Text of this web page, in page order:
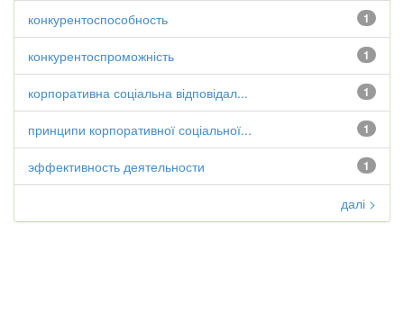
1
конкурентоспособность
1
конкурентоспроможність
1
корпоративна соціальна відповідал...
1
принципи корпоративної соціальної...
1
эффективность деятельности
далі >